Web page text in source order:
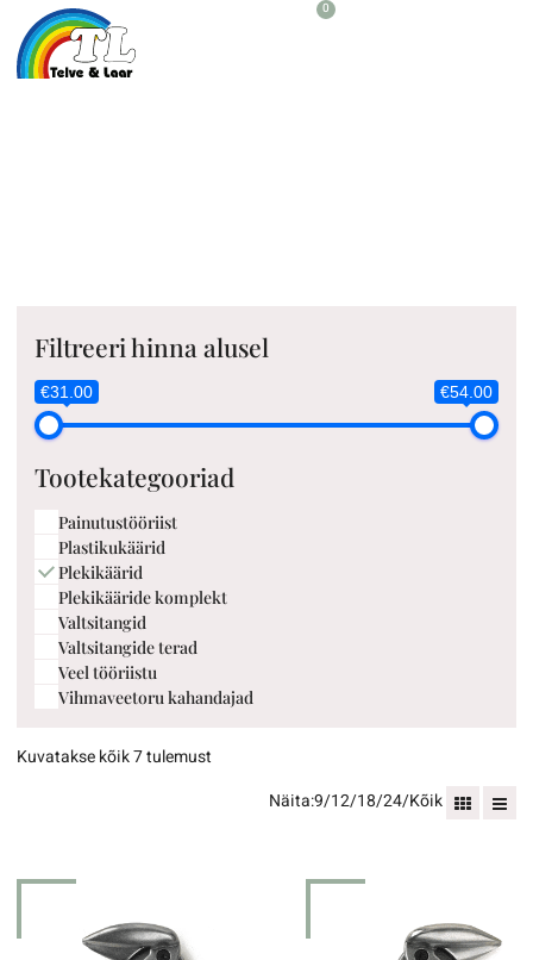
0
Filtreeri hinna alusel
€31.00 €54.00
Tootekategooriad
Painutustööriist
Plastikukäärid
Plekikäärid
Plekikääride komplekt
Valtsitangid
Valtsitangide terad
Veel tööriistu
Vihmaveetoru kahandajad
Kuvatakse kõik 7 tulemust
Näita:9/12/18/24/Kõik